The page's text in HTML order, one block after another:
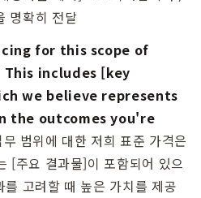
명확히 전달
for this scope of
includes [key
we believe represents
the outcomes you're
범위에 대한 저희 표준 가격은
[주요 결과물]이 포함되어 있으
고려할 때 높은 가치를 제공